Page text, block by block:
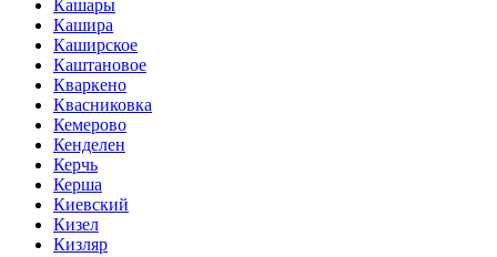
Кашары
Кашира
Каширское
Каштановое
Кваркено
Квасниковка
Кемерово
Кенделен
Керчь
Керша
Киевский
Кизел
Кизляр